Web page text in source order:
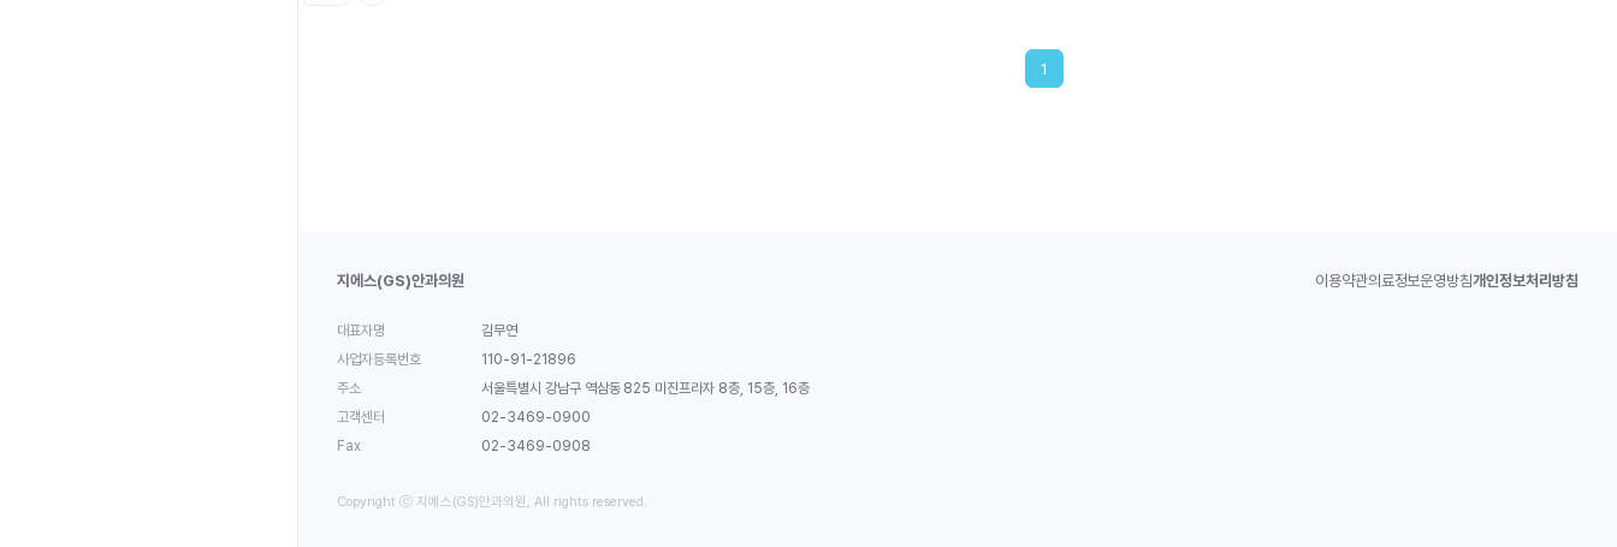
1
이용약관의료정보운영방침개인정보처리방침
지에스(GS)안과의원
대표자명
김무연
사업자등록번호
110-91-21896
주소
서울특별시 강남구 역삼동 825 미진프라자 8층, 15층, 16층
고객센터
02-3469-0900
Fax
02-3469-0908
Copyright ⓒ 지에스(GS)안과의원, All rights reserved.